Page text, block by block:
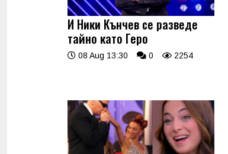
И Ники Кънчев се разведе
тайно като Геро
08 Aug 13:30 0 2254